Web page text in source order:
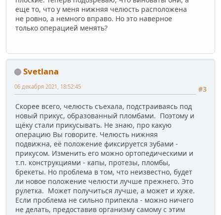
еще то, что у меня нижняя челюсть расположена
не ровно, а немного вправо. Но это наверное
только операцией менять?
Svetlana
#3
06 декабря 2021, 18:52:45
Скорее всего, челюсть съехала, подстраиваясь под
новый прикус, образованный пломбами. Поэтому и
щёку стали прикусывать. Не знаю, про какую
операцию Вы говорите. Челюсть нижняя
подвижна, её положение фиксируется зубами -
прикусом. Изменить его можно ортопедическими и
т.п. конструкциями - капы, протезы, пломбы,
брекеты. Но проблема в том, что неизвестно, будет
ли новое положение челюсти лучше прежнего. Это
рулетка. Может получиться лучше, а может и хуже.
Если проблема не сильно припекла - можно ничего
не делать, предоставив организму самому с этим